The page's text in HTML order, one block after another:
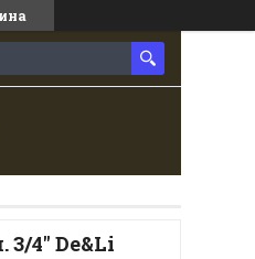
3/4" De&Li